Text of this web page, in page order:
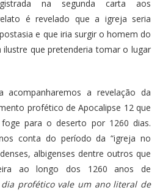
na segunda carta aos
é revelado que a igreja seria
e que iria surgir o homem do
que pretenderia tomar o lugar
acompanharemos a revelação da
profético de Apocalipse 12 que
para o deserto por 1260 dias.
conta do período da “igreja no
albigenses dentre outros que
ao longo dos 1260 anos de
dia profético vale um ano literal de